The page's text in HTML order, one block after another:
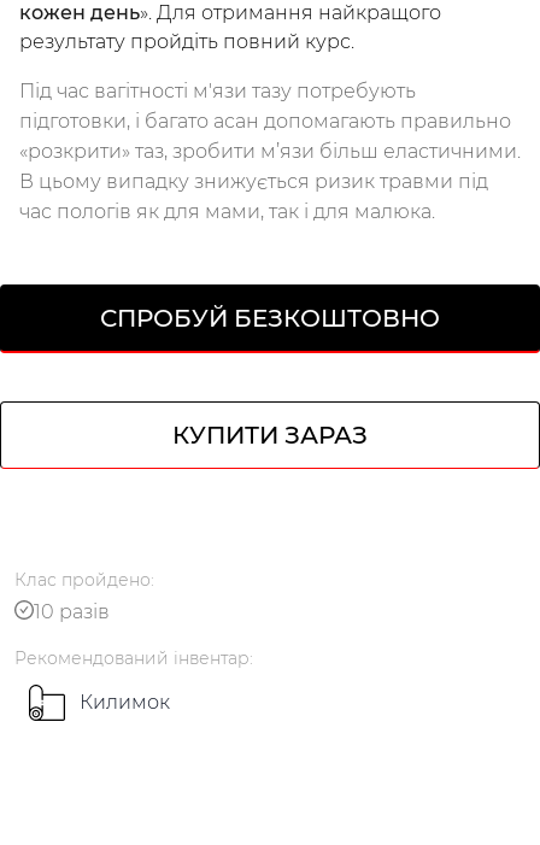
Мій кабінет / Зареєструйся
Українська
кожен день». Для отримання найкращого
результату пройдіть повний курс.
Під час вагітності м'язи тазу потребують
підготовки, і багато асан допомагають правильно
«розкрити» таз, зробити м’язи більш еластичними.
В цьому випадку знижується ризик травми під
час пологів як для мами, так і для малюка.
СПРОБУЙ БЕЗКОШТОВНО
КУПИТИ ЗАРАЗ
Клас пройдено:
10 разів
Рекомендований інвентар:
Килимок